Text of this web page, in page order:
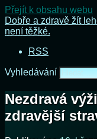
Přejít k obsahu webu
Dobře a zdravě žít
není těžké.
RSS
Vyhledávání
Nezdravá
zdravější